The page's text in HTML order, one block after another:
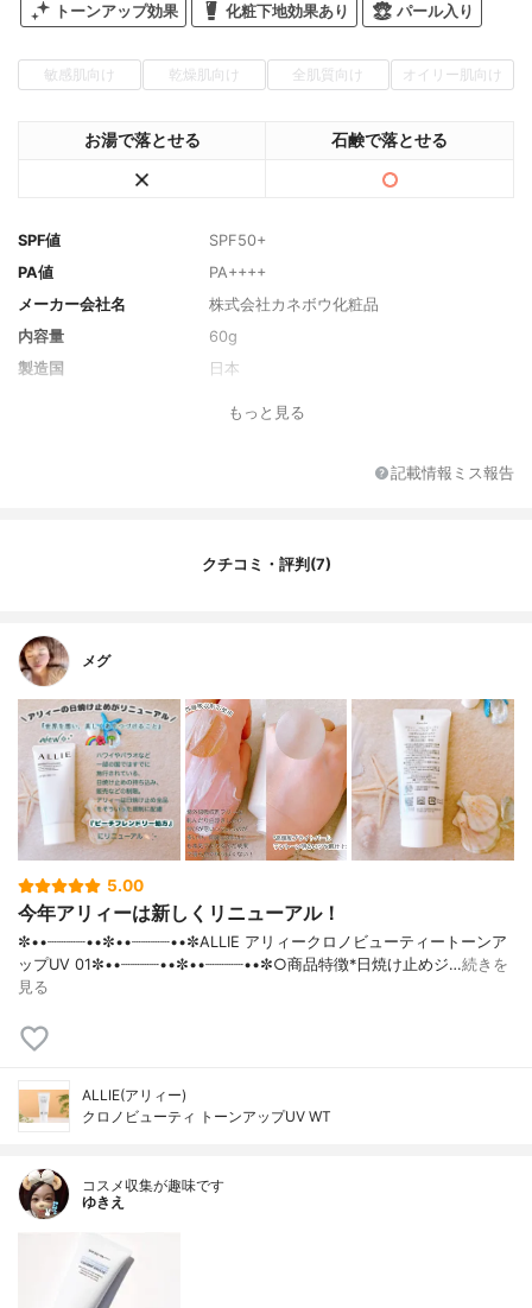
トーンアップ効果 化粧下地効果あり パール入り
敏感肌向け 乾燥肌向け 全肌質向け オイリー肌向け
お湯で落とせる 石鹸で落とせる
SPF値
SPF50+
PA値
PA++++
メーカー会社名
株式会社カネボウ化粧品
内容量
60g
製造国
日本
ジャスミン&ホワイトペシェの香り
水、酸化亜鉛、エタノール、セバシン酸ジ
酸化チタン、ドロメトリゾールトリシロキ
サン、（アクリル酸Ｎａ／アクリロイルジ
０）、シリカ、（アクリレーツ／メタクリ
ル酸ポリトリメチルシロキシ）コポリマ
ー、ＰＥＧ-４００、ポリソルベート８０、
アルキル（Ｃ３０-４５）メチコン、香料、
キサンタンガム、オレフィン（Ｃ３０-４
５）、オレイン酸ソルビタン、ポリシリコ
ーン-９、ＥＤＴＡ-２Ｎａ、ヒアルロン酸
もっと見る
記載情報ミス報告
クチコミ・評判(7)
メグ
5.00
今年アリィーは新しくリニューアル！
✼••┈┈┈┈••✼••┈┈┈┈••✼ALLIE アリィークロノビューティートーンア
ップUV 01✼••┈┈┈┈••✼••┈┈┈┈••✼○商品特徴*日焼け止めジ…続きを
見る
ALLIE(アリィー)
クロノビューティ トーンアップUV WT
コスメ収集が趣味です
ゆきえ